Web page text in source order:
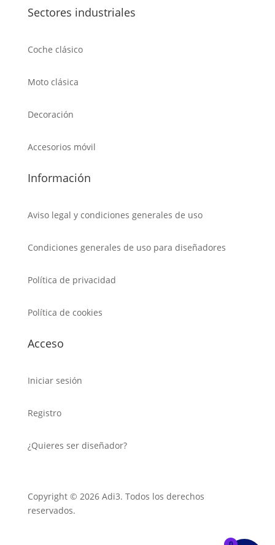
Sectores industriales
Coche clásico
Moto clásica
Decoración
Accesorios móvil
Información
Aviso legal y condiciones generales de uso
Condiciones generales de uso para diseñadores
Política de privacidad
Política de cookies
Acceso
Iniciar sesión
Registro
¿Quieres ser diseñador?
Copyright © 2026 Adi3. Todos los derechos
reservados.